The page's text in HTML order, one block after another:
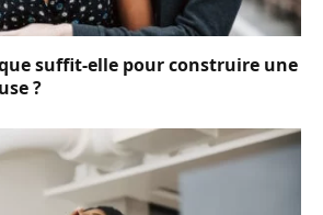
suffit-elle pour construire une
?